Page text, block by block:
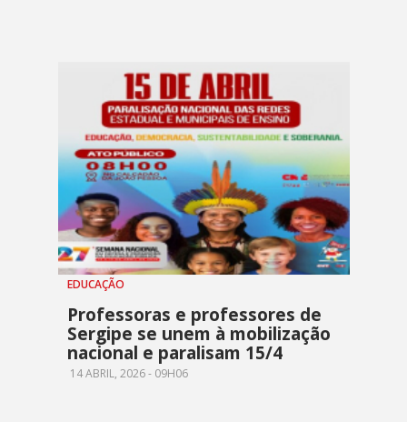
EDUCAÇÃO
Professoras e professores de
Sergipe se unem à mobilização
nacional e paralisam 15/4
14 ABRIL, 2026 - 09H06